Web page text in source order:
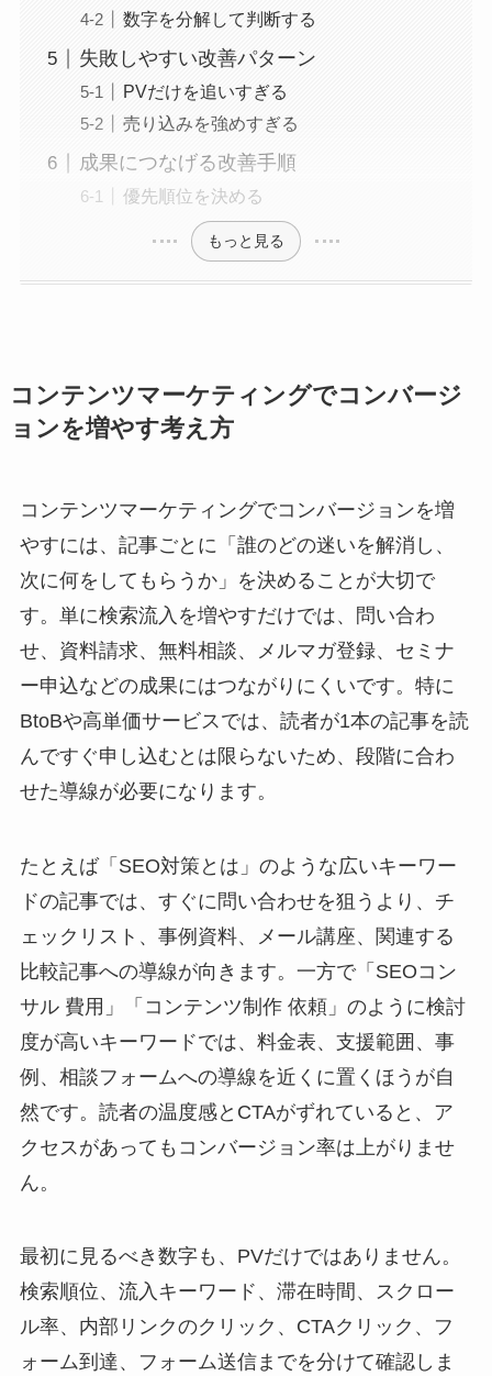
数字を分解して判断する
失敗しやすい改善パターン
PVだけを追いすぎる
売り込みを強めすぎる
成果につなげる改善手順
優先順位を決める
もっと見る
コンテンツマーケティングでコンバージ
ョンを増やす考え方
コンテンツマーケティングでコンバージョンを増
やすには、記事ごとに「誰のどの迷いを解消し、
次に何をしてもらうか」を決めることが大切で
す。単に検索流入を増やすだけでは、問い合わ
せ、資料請求、無料相談、メルマガ登録、セミナ
ー申込などの成果にはつながりにくいです。特に
BtoBや高単価サービスでは、読者が1本の記事を読
んですぐ申し込むとは限らないため、段階に合わ
せた導線が必要になります。
たとえば「SEO対策とは」のような広いキーワー
ドの記事では、すぐに問い合わせを狙うより、チ
ェックリスト、事例資料、メール講座、関連する
比較記事への導線が向きます。一方で「SEOコン
サル 費用」「コンテンツ制作 依頼」のように検討
度が高いキーワードでは、料金表、支援範囲、事
例、相談フォームへの導線を近くに置くほうが自
然です。読者の温度感とCTAがずれていると、ア
クセスがあってもコンバージョン率は上がりませ
ん。
最初に見るべき数字も、PVだけではありません。
検索順位、流入キーワード、滞在時間、スクロー
ル率、内部リンクのクリック、CTAクリック、フ
ォーム到達、フォーム送信までを分けて確認しま